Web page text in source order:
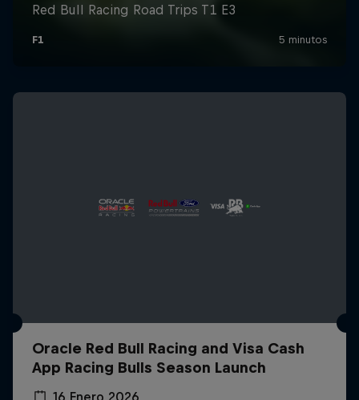
Oracle Red Bull Racing and Visa Cash
App Racing Bulls Season Launch
16 Enero 2026